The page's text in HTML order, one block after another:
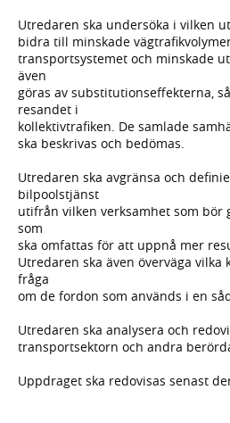
Utredaren ska undersöka i vilken
bidra till minskade
transportsystemet och minskade
även
göras av substitutionseffekterna,
resandet i
kollektivtrafiken. De samlade
ska beskrivas och bedömas.
Utredaren ska avgränsa och
bilpoolstjänst
utifrån vilken verksamhet som bör
som
ska omfattas för att uppnå mer
Utredaren ska även överväga vilka
fråga
om de fordon som används i en
Utredaren ska analysera och
transportsektorn och andra
Uppdraget ska redovisas senast